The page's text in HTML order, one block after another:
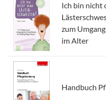
Ich bin nicht
zum
im Alter
Handbuch